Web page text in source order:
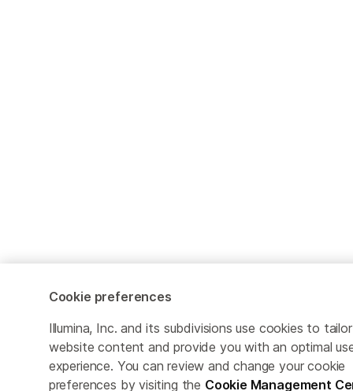
Cookie preferences
Illumina, Inc. and its subdivisions use cookies to tailor
website content and provide you with an optimal
experience. You can review and change your cookie
preferences by visiting the Cookie Management